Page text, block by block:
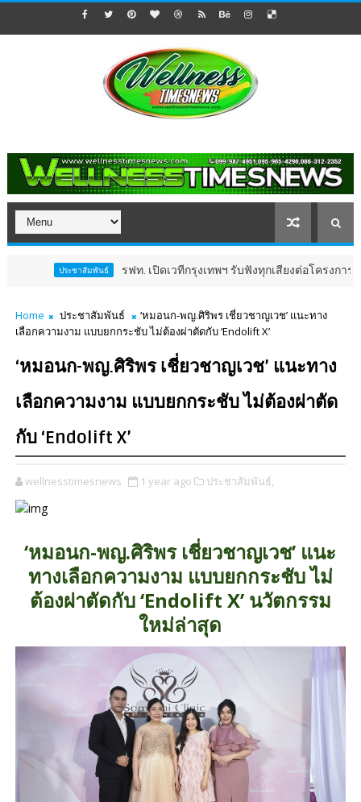
รฟท. เปิดเวทีกรุงเทพฯ รับฟังทุกเสียงต่อโครงการรถไฟฟ้าวงเ
Home ประชาสัมพันธ์
‘หมอนก-พญ.ศิริพร เชี่ยวชาญเวช’ แนะทาง
เลือกความงาม แบบยกกระชับ ไม่ต้องผ่าตัดกับ ‘Endolift X’
‘หมอนก-พญ.ศิริพร เชี่ยวชาญเวช’ แนะทาง
เลือกความงาม แบบยกกระชับ ไม่ต้องผ่าตัด
กับ ‘Endolift X’
wellnesstimesnews 1 year ago ประชาสัมพันธ์,
‘หมอนก-พญ.ศิริพร เชี่ยวชาญเวช’ แนะ
ทางเลือกความงาม แบบยกกระชับ ไม่
ต้องผ่าตัดกับ ‘Endolift X’ นวัตกรรม
ใหม่ล่าสุด